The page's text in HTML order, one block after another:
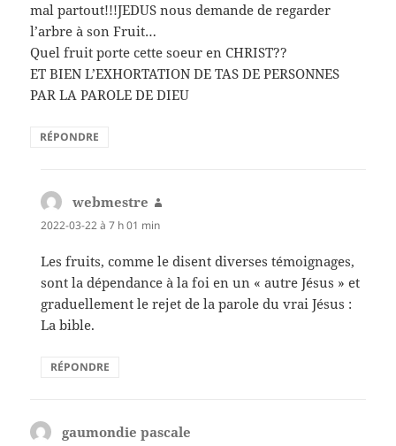
mal partout!!!JEDUS nous demande de regarder
l’arbre à son Fruit…
Quel fruit porte cette soeur en CHRIST??
ET BIEN L’EXHORTATION DE TAS DE PERSONNES
PAR LA PAROLE DE DIEU
RÉPONDRE
webmestre
2022-03-22 à 7 h 01 min
Les fruits, comme le disent diverses témoignages,
sont la dépendance à la foi en un « autre Jésus » et
graduellement le rejet de la parole du vrai Jésus :
La bible.
RÉPONDRE
gaumondie pascale